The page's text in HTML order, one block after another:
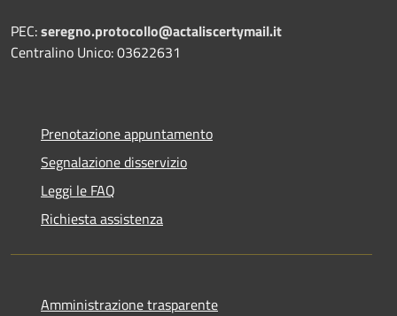
PEC:seregno.protocollo@actaliscertymail.it
Centralino Unico: 03622631
Prenotazione appuntamento
Segnalazione disservizio
Leggi le FAQ
Richiesta assistenza
Amministrazione trasparente